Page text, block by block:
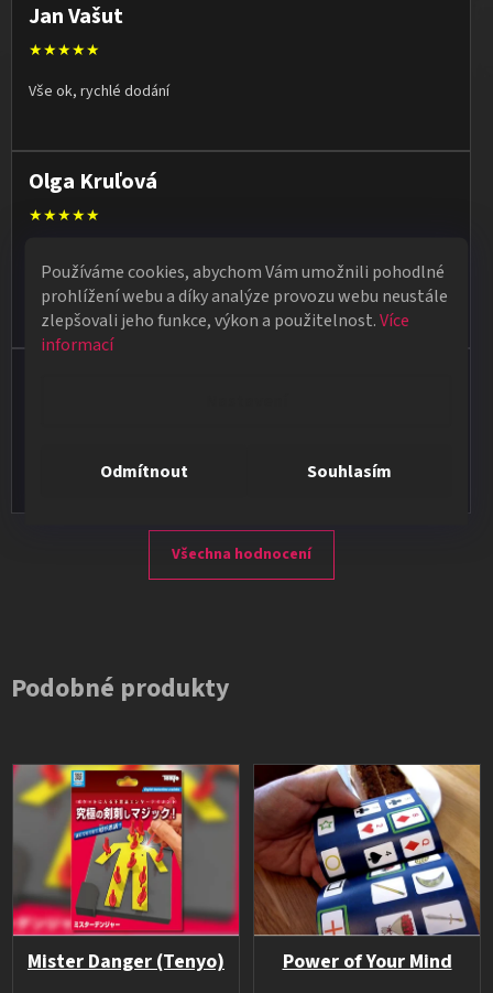
Používáme cookies, abychom Vám umožnili pohodlné
prohlížení webu a díky analýze provozu webu neustále
zlepšovali jeho funkce, výkon a použitelnost.Více
informací
Odmítnout Souhlasím
Jan Vašut
★★★★★
Vše ok, rychlé dodání
Olga Kruľová
★★★★★
perfektně, syn měl velký úspěch s kouzelnickým představením
na školní besídce. Objednávka dorazila po 4 dnech, takže
naprostá spokojenost.
Všechna hodnocení
Podobné produkty
Mister Danger (Tenyo) Power of Your Mind